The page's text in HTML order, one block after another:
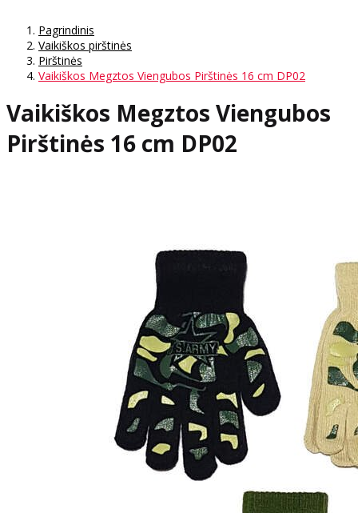
Pagrindinis
Vaikiškos pirštinės
Pirštinės
Vaikiškos Megztos Viengubos Pirštinės 16 cm DP02
Vaikiškos Megztos Viengubos
Pirštinės 16 cm DP02